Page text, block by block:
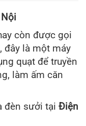
còn được gọi
đây là một máy
quạt để truyền
làm ấm căn
đèn sưởi tại Điện